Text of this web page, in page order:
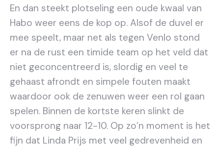
En dan steekt plotseling een oude kwaal van
Habo weer eens de kop op. Alsof de duvel er
mee speelt, maar net als tegen Venlo stond
er na de rust een timide team op het veld dat
niet geconcentreerd is, slordig en veel te
gehaast afrondt en simpele fouten maakt
waardoor ook de zenuwen weer een rol gaan
spelen. Binnen de kortste keren slinkt de
voorsprong naar 12-10. Op zo’n moment is het
fijn dat Linda Prijs met veel gedrevenheid en